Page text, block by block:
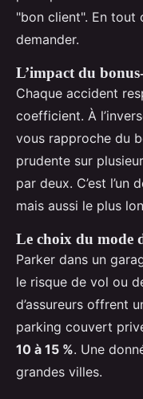
"bon client". En tout
demander.
L’impact du
Chaque accident
coefficient. À
vous rapproche du
prudente sur
par deux. C’est l’un
mais aussi le plus
Le choix du mode
Parker dans un
le risque de vol ou
d’assureurs offrent
parking couvert
10 à 15 %. Une
grandes villes.